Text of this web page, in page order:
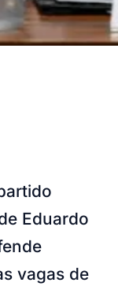
Eduardo
vagas de